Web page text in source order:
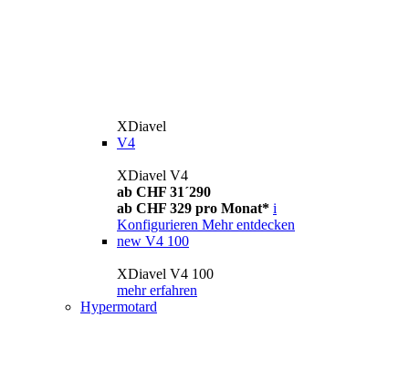
XDiavel
V4
XDiavel V4
ab CHF 31´290
ab CHF 329 pro Monat* i
Konfigurieren Mehr entdecken
new V4 100
XDiavel V4 100
mehr erfahren
Hypermotard